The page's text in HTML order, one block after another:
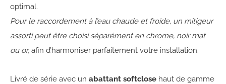
optimal.
Pour le raccordement à l’eau chaude et froide, un mitigeur
assorti peut être choisi séparément en chrome, noir mat
ou or, afin d’harmoniser parfaitement votre installation.
Livré de série avec un abattant softclose haut de gamme